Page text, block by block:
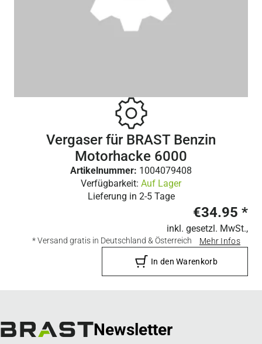
Vergaser für BRAST Benzin
Motorhacke 6000
Artikelnummer: 1004079408
Verfügbarkeit: Auf Lager
Lieferung in 2-5 Tage
€34.95 *
inkl. gesetzl. MwSt.,
* Versand gratis in Deutschland & Österreich Mehr Infos
In den Warenkorb
Newsletter